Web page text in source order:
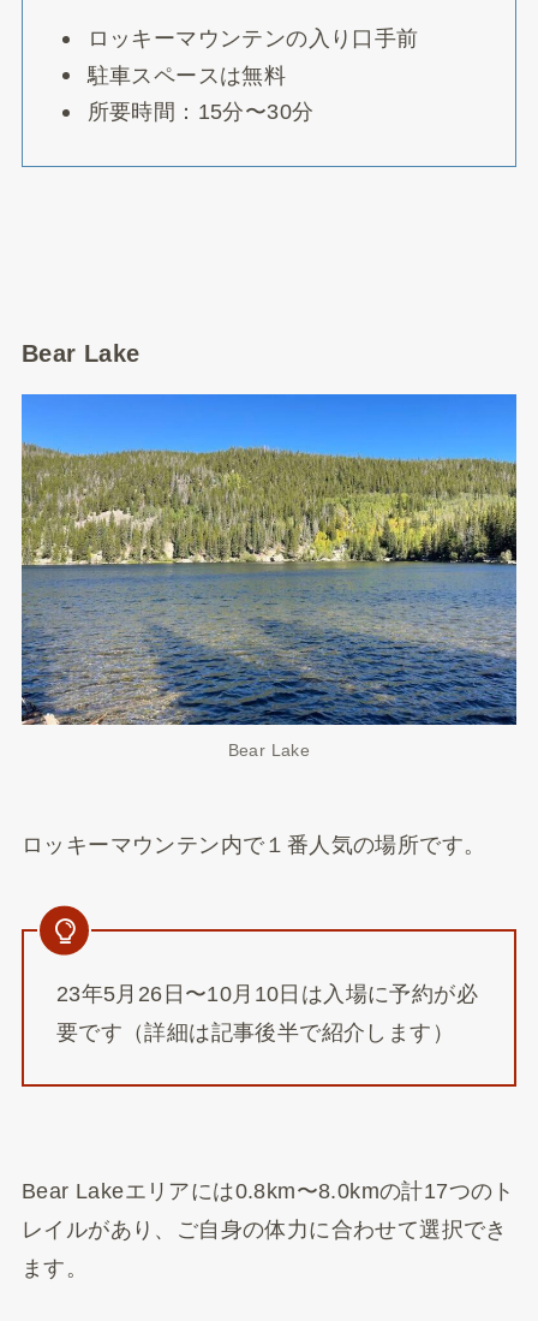
ロッキーマウンテンの入り口手前
駐車スペースは無料
所要時間：15分〜30分
Bear Lake
Bear Lake
ロッキーマウンテン内で１番人気の場所です。
23年5月26日〜10月10日は入場に予約が必
要です（詳細は記事後半で紹介します）
Bear Lakeエリアには0.8km〜8.0kmの計17つのト
レイルがあり、ご自身の体力に合わせて選択でき
ます。